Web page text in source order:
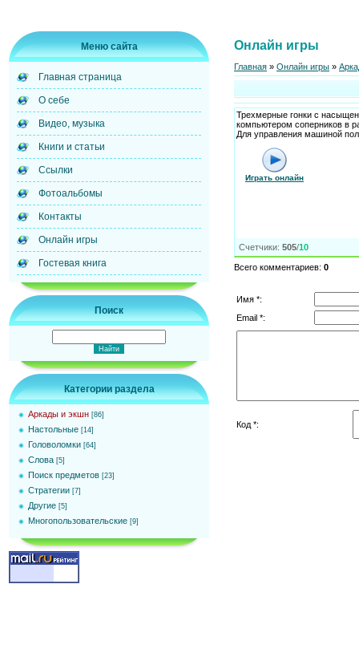
Меню сайта
Главная страница
О себе
Видео, музыка
Книги и статьи
Ссылки
Фотоальбомы
Контакты
Онлайн игры
Гостевая книга
Поиск
Категории раздела
Аркады и экшн [86]
Настольные [14]
Головоломки [64]
Слова [5]
Поиск предметов [23]
Стратегии [7]
Другие [5]
Многопользовательские [9]
Онлайн игры
Главная » Онлайн игры »
Трехмерные гонки с
компьютером соперников в
Для управления машиной
Играть онлайн
Счетчики: 505/10
Всего комментариев: 0
Имя *:
Email *:
Код *: